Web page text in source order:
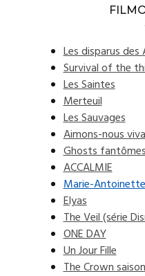
Les disparus des
Survival of the
Les Saintes
Merteuil
Les Sauvages
Aimons-nous
Ghosts
ACCALMIE
Marie-
Elyas
The Veil (série
ONE DAY
Un Jour Fille
The Crown